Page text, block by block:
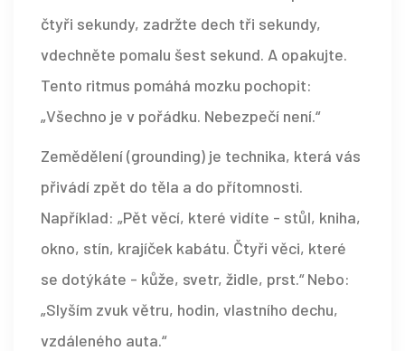
čtyři sekundy, zadržte dech tři sekundy,
vdechněte pomalu šest sekund. A opakujte.
Tento ritmus pomáhá mozku pochopit:
„Všechno je v pořádku. Nebezpečí není.“
Zemědělení (grounding) je technika, která vás
přivádí zpět do těla a do přítomnosti.
Například: „Pět věcí, které vidíte - stůl, kniha,
okno, stín, krajíček kabátu. Čtyři věci, které
se dotýkáte - kůže, svetr, židle, prst.“ Nebo:
„Slyším zvuk větru, hodin, vlastního dechu,
vzdáleného auta.“